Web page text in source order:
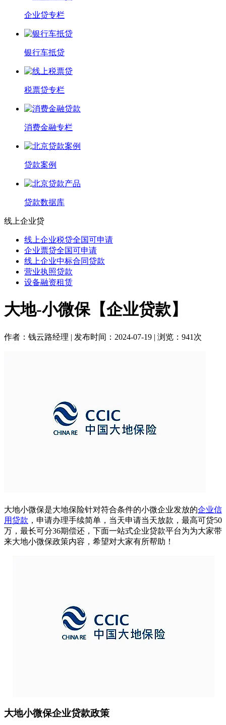
企业贷专栏
银行车抵贷
税票贷专栏
消费金融专栏
贷款案例
贷款数据库
线上企业贷
线上企业税贷全国可申请
企业票贷全国可申请
线上企业中标合同贷款
营业执照贷款
设备融资租赁
大地-小微保【企业贷款】
作者：钱云路经理 | 发布时间：2024-07-19 | 浏览：941次
大地小微保是大地保险针对符合条件的小微企业发放的企业信
用贷款 ，申请办理手续简单，当天申请当天放款，最高可贷50
万，最长可分36期偿还，下面一站式企业贷款平台为为大家带
来大地小微保政策内容，希望对大家有所帮助！
大地小微保企业贷款政策